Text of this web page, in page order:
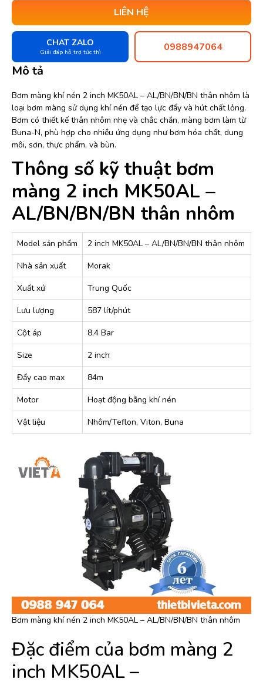
LIÊN HỆ
CHAT ZALO
Giải đáp hỗ trợ tức thì 0988947064
Mô tả
Bơm màng khí nén 2 inch MK50AL – AL/BN/BN/BN thân nhôm là
loại bơm màng sử dụng khí nén để tạo lực đẩy và hút chất lỏng.
Bơm có thiết kế thân nhôm nhẹ và chắc chắn, màng bơm làm từ
Buna-N, phù hợp cho nhiều ứng dụng như bơm hóa chất, dung
môi, sơn, thực phẩm, và bùn.
Thông số kỹ thuật bơm
màng 2 inch MK50AL –
AL/BN/BN/BN thân nhôm
Model sản phẩm
2 inch MK50AL – AL/BN/BN/BN thân nhôm
Nhà sản xuất
Morak
Xuất xứ
Trung Quốc
Lưu lượng
587 lít/phút
Cột áp
8,4 Bar
Size
2 inch
Đẩy cao max
84m
Motor
Hoạt động bằng khí nén
Vật liệu
Nhôm/Teflon, Viton, Buna
Bơm màng khí nén 2 inch MK50AL – AL/BN/BN/BN thân nhôm
Đặc điểm của bơm màng 2
inch MK50AL –